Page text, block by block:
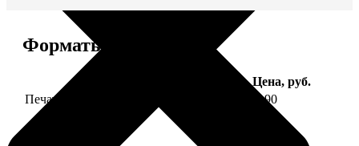
Форматы и цены
Цена, руб.
Печать фото на тарелке диаметром 20 см
1190